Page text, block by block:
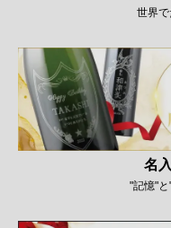
世界
名
"記憶"